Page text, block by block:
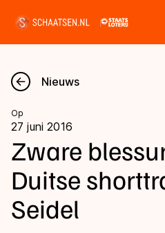
Nieuws
Kalender
Disciplines
Marathon
Uitslagen
Nieuws
Op
27 juni 2016
Zware
Duitse
Seidel